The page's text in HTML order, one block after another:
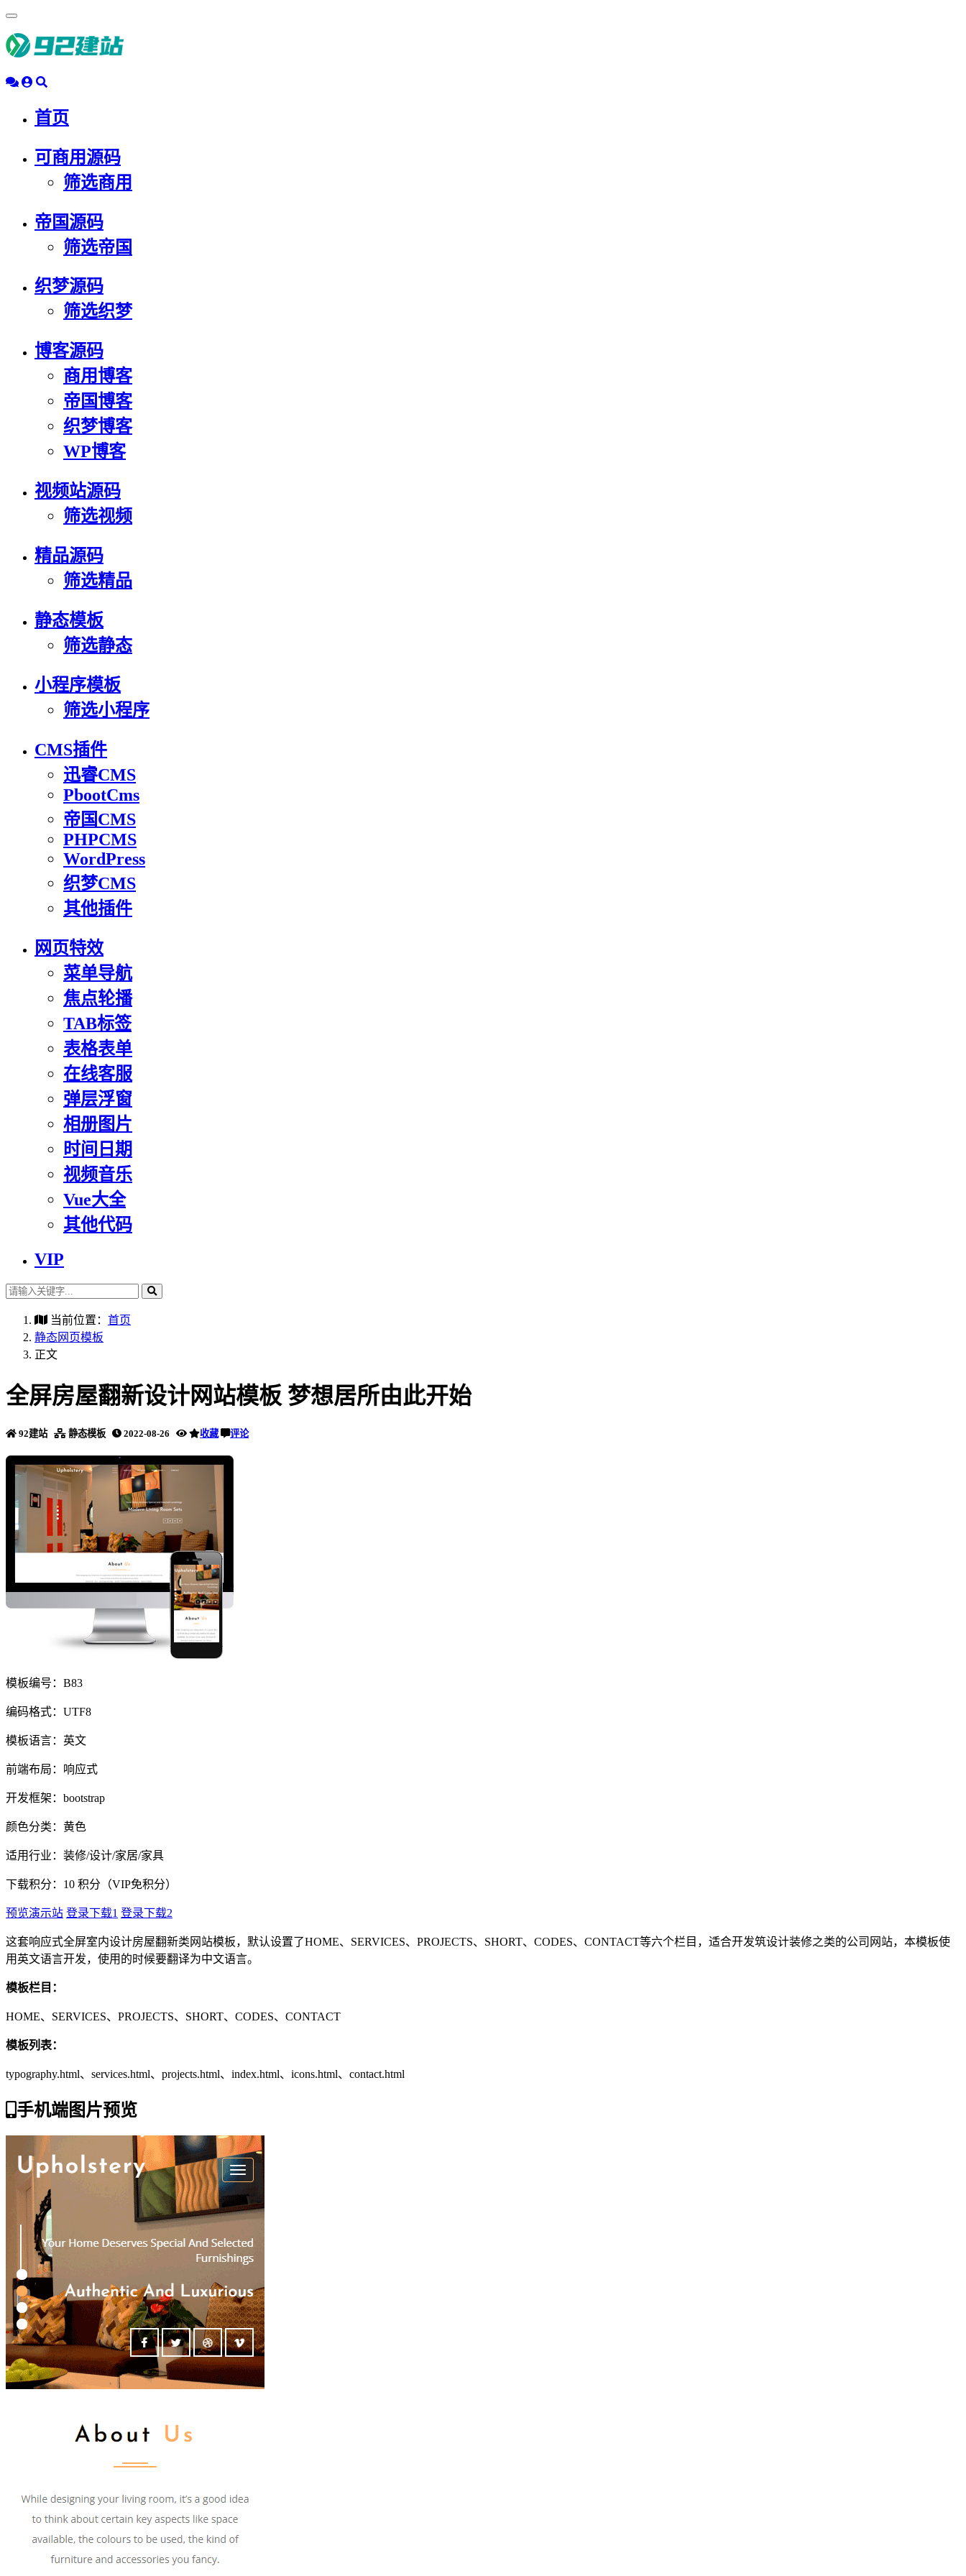
动
导
首页
可商用源码
筛选商用
帝国源码
筛选帝国
织梦源码
筛选织梦
博客源码
商用博客
帝国博客
织梦博客
WP博客
视频站源码
筛选视频
精品源码
筛选精品
静态模板
筛选静态
小程序模板
筛选小程序
CMS插件
迅睿CMS
PbootCms
帝国CMS
PHPCMS
WordPress
织梦CMS
其他插件
网页特效
菜单导航
焦点轮播
TAB标签
表格表单
在线客服
弹层浮窗
相册图片
时间日期
视频音乐
Vue大全
其他代码
VIP
当前位置： 首页
静态网页模板
正文
全屏房屋翻新设计网站模板 梦想居所由此开始
92建站 静态模板 2022-08-26 收藏 评论
模板编号：B83
编码格式：UTF8
模板语言：英文
前端布局：响应式
开发框架：bootstrap
颜色分类：黄色
适用行业：装修/设计/家居/家具
下载积分： 10 积分（VIP免积分）
预览演示站 登录下载1 登录下载2
这套响应式全屏室内设计房屋翻新类网站模板，默认设置了HOME、SERVICES、PROJECTS、SHORT、CODES、CONTACT等六个栏目，适合开发筑设计装修之类的公司网站，本模板使
用英文语言开发，使用的时候要翻译为中文语言。
模板栏目：
HOME、SERVICES、PROJECTS、SHORT、CODES、CONTACT
模板列表：
typography.html、services.html、projects.html、index.html、icons.html、contact.html
手机端图片预览